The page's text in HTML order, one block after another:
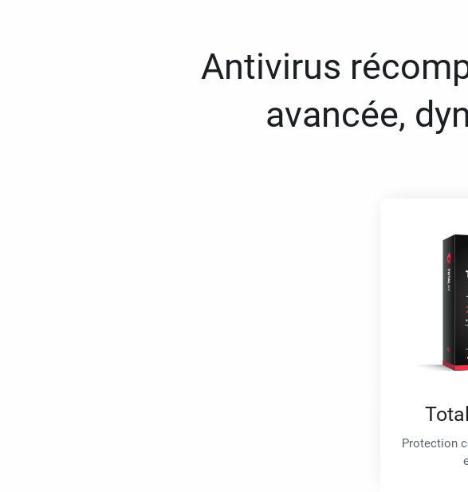
Antivirus
avancée,
Protection